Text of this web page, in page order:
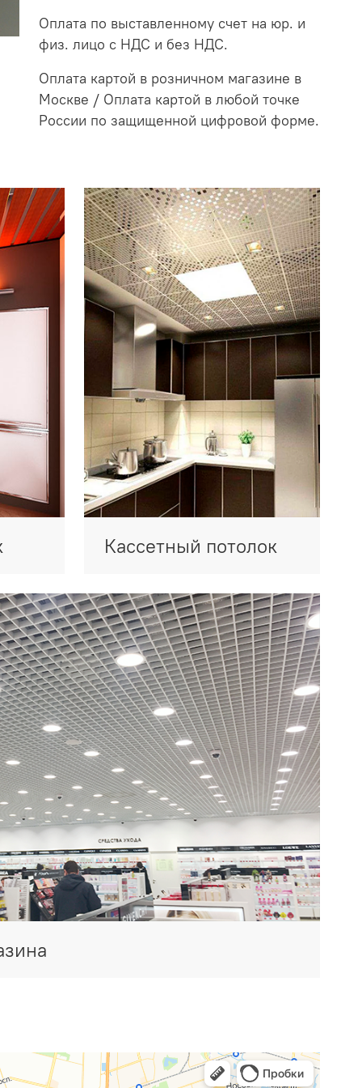
Оплата по выставленному счет на юр. и
физ. лицо с НДС и без НДС.
Оплата картой в розничном магазине в
Москве / Оплата картой в любой точке
России по защищенной цифровой форме.
Кассетный потолок